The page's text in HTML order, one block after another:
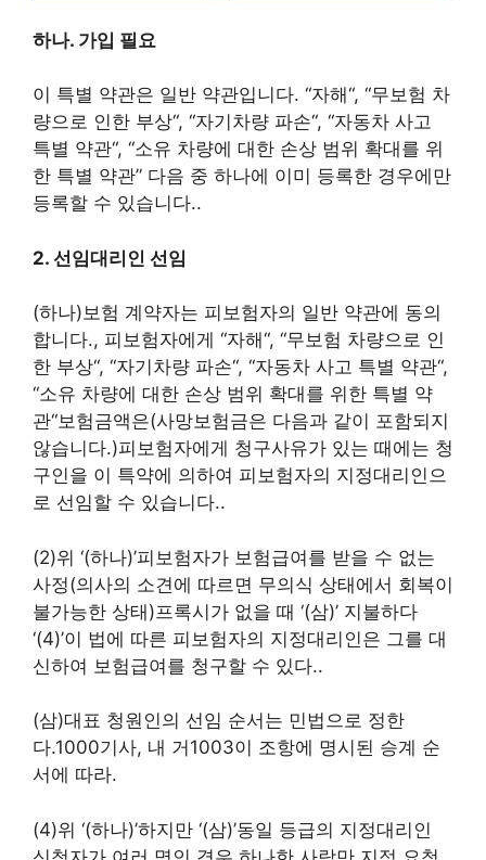
하나. 가입 필요
이 특별 약관은 일반 약관입니다. “자해“, “무보험 차
량으로 인한 부상“, “자기차량 파손“, “자동차 사고
특별 약관“, “소유 차량에 대한 손상 범위 확대를 위
한 특별 약관” 다음 중 하나에 이미 등록한 경우에만
등록할 수 있습니다..
2. 선임대리인 선임
(하나)보험 계약자는 피보험자의 일반 약관에 동의
합니다., 피보험자에게 “자해“, “무보험 차량으로 인
한 부상“, “자기차량 파손“, “자동차 사고 특별 약관“,
“소유 차량에 대한 손상 범위 확대를 위한 특별 약
관“보험금액은(사망보험금은 다음과 같이 포함되지
않습니다.)피보험자에게 청구사유가 있는 때에는 청
구인을 이 특약에 의하여 피보험자의 지정대리인으
로 선임할 수 있습니다..
(2)위 ‘(하나)’피보험자가 보험급여를 받을 수 없는
사정(의사의 소견에 따르면 무의식 상태에서 회복이
불가능한 상태)프록시가 없을 때 ‘(삼)’ 지불하다
‘(4)’이 법에 따른 피보험자의 지정대리인은 그를 대
신하여 보험급여를 청구할 수 있다..
(삼)대표 청원인의 선임 순서는 민법으로 정한
다.1000기사, 내 거 1003이 조항에 명시된 승계 순
서에 따라.
(4)위 ‘(하나)’하지만 ‘(삼)’동일 등급의 지정대리인